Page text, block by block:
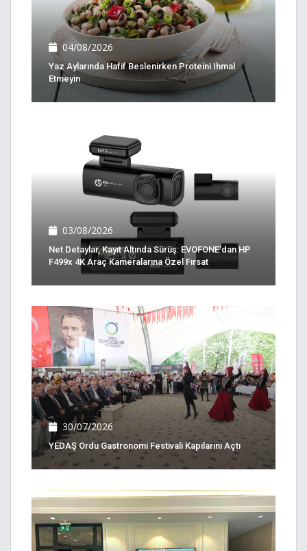
04/08/2026
Yaz Aylarında Hafif Beslenirken Proteini Ihmal
Etmeyin
03/08/2026
Net Detaylar, Kayıt Altında Sürüş: EVOFONE’dan HP
F499x 4K Araç Kameralarına Özel Fırsat
30/07/2026
YEDAŞ Ordu Gastronomi Festivali Kapılarını Açtı